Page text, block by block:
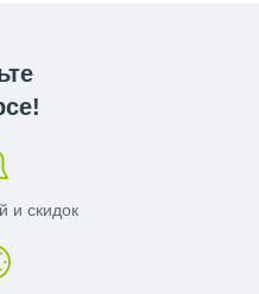
и скидок